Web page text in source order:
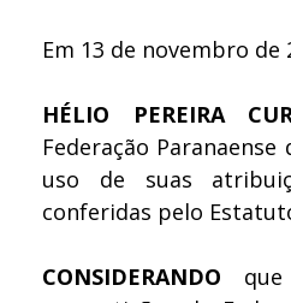
Em 13 de novembro de
HÉLIO PEREIRA
Federação Paranaense
uso de suas
conferidas pelo
CONSIDERANDO